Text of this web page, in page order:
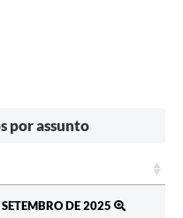
por assunto
DE 2025